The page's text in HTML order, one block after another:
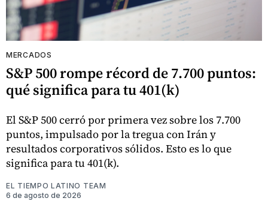
MERCADOS
S&P 500 rompe récord de 7.700 puntos:
qué significa para tu 401(k)
El S&P 500 cerró por primera vez sobre los 7.700
puntos, impulsado por la tregua con Irán y
resultados corporativos sólidos. Esto es lo que
significa para tu 401(k).
EL TIEMPO LATINO TEAM
6 de agosto de 2026